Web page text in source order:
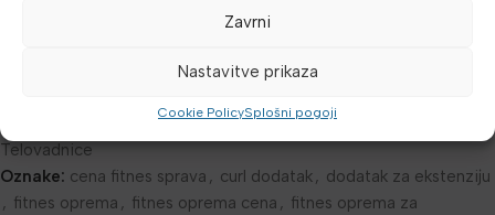
Zavrni
Nastavitve prikaza
Cookie PolicySplošni pogoji
Oprema za klube, Smitt, Kletke, Nosileci
Telovadnice
Oznake: cena fitnes sprava , curl dodatak, dodatak za ekstenziju
, fitnes oprema , fitnes oprema cena , fitnes oprema za